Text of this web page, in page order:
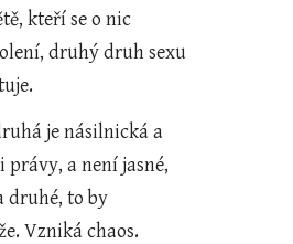
kteří se o nic
druhý druh sexu
je násilnická a
a není jasné,
to by
Vzniká chaos.